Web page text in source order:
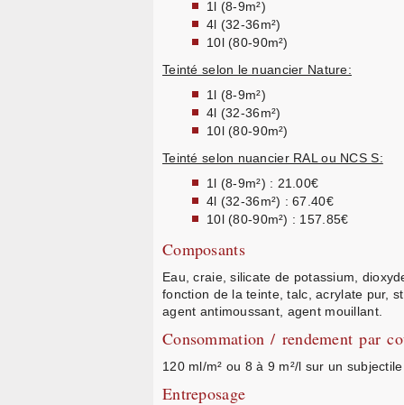
1l (8-9m²)
4l (32-36m²)
10l (80-90m²)
Teinté selon le nuancier Nature:
1l (8-9m²)
4l (32-36m²)
10l (80-90m²)
Teinté selon nuancier RAL ou NCS S:
1l (8-9m²) : 21.00€
4l (32-36m²) : 67.40€
10l (80-90m²) : 157.85€
Composants
Eau, craie, silicate de potassium,
fonction de la teinte, talc, acrylate pur,
agent antimoussant, agent mouillant.
Consommation / rendement par
120 ml/m² ou 8 à 9 m²/l sur un
Entreposage